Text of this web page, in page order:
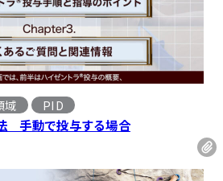
域 PID
手動で投与する場合